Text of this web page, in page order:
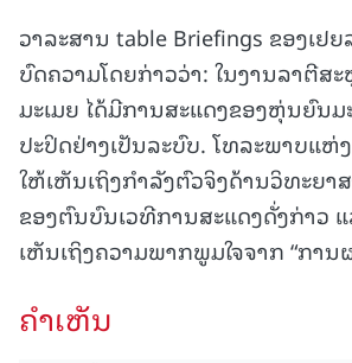
ວາລະສານ table Briefings ຂອງເຢ
ບົດຄວາມໂດຍກ່າວວ່າ: ໃນງານລາຕີສ
ມະເມຍ ໄດ້ມີການສະແດງຂອງຫຸ່ນຍົນ
ປະປິດຢ່າງເປັນລະບົບ. ໂທລະພາບແຫ່
ໃຫ້ເຫັນເຖິງກຳລັງຕົວຈິງດ້ານວິທະຍາ
ຂອງຕົນບົນເວທີການສະແດງດັ່ງກ່າວ ແ
ເຫັນເຖິງຄວາມພາກພູມໃຈຈາກ “ການ
ຄໍາເຫັນ